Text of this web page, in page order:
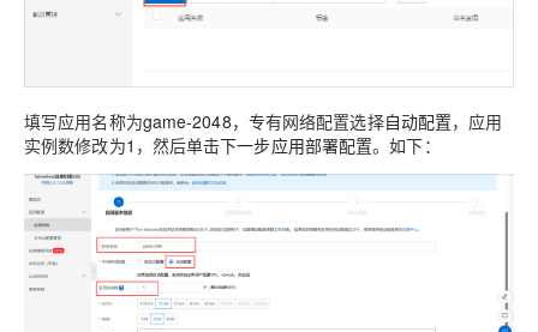
填写应用名称为game-2048，专有网络配置选择自动配置，应用
实例数修改为1 ，然后单击下一步应用部署配置。如下：